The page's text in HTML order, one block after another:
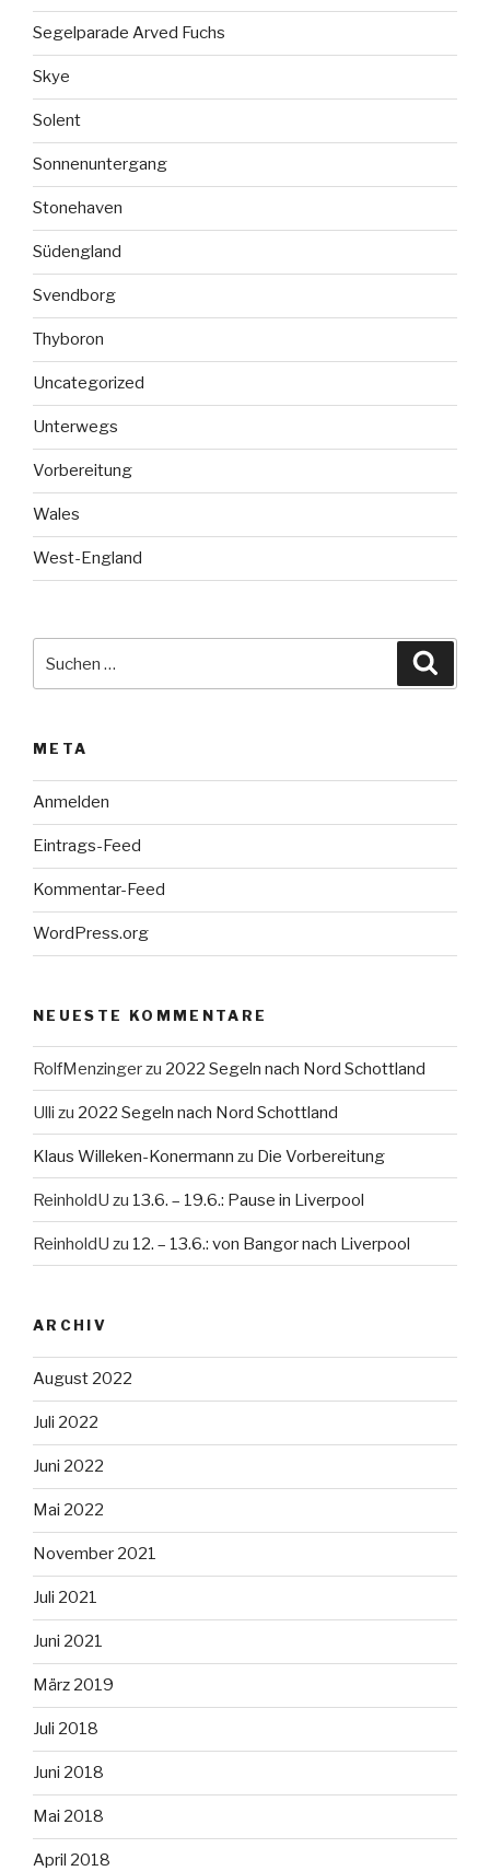
Segelparade Arved Fuchs
Skye
Solent
Sonnenuntergang
Stonehaven
Südengland
Svendborg
Thyboron
Uncategorized
Unterwegs
Vorbereitung
Wales
West-England
nach:
META
Anmelden
Eintrags-Feed
Kommentar-Feed
WordPress.org
NEUESTE KOMMENTARE
RolfMenzingerzu 2022 Segeln nach Nord Schottland
Ulli zu 2022 Segeln nach Nord Schottland
Klaus Willeken-Konermann zu Die Vorbereitung
ReinholdU zu 13.6. – 19.6.: Pause in Liverpool
ReinholdU zu 12. – 13.6.: von Bangor nach Liverpool
ARCHIV
August 2022
Juli 2022
Juni 2022
Mai 2022
November 2021
Juli 2021
Juni 2021
März 2019
Juli 2018
Juni 2018
Mai 2018
April 2018